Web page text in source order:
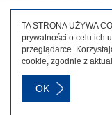
TA STRONA UŻYWA
prywatności o celu ich
przeglądarce.
cookie, zgodnie z
OK